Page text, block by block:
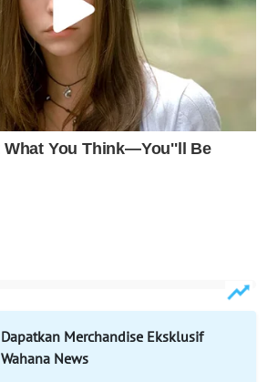
Dapatkan Merchandise Eksklusif
Wahana News